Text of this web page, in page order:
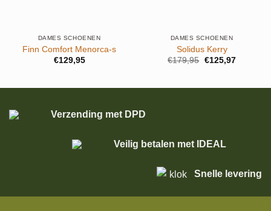
DAMES SCHOENEN
Finn Comfort Menorca-s
€129,95
DAMES SCHOENEN
Solidus Kerry
€179,95 Oorspronkelijke
€125,97Huidige
Verzending met DPD
Veilig betalen met IDEAL
Snelle levering